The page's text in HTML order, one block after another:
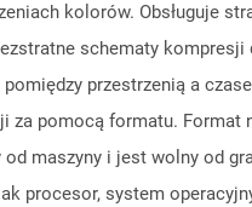
kolorów. Obsługuje
schematy kompresji
pomiędzy przestrzenią a
za pomocą formatu. Format
od maszyny i jest wolny od
procesor, system